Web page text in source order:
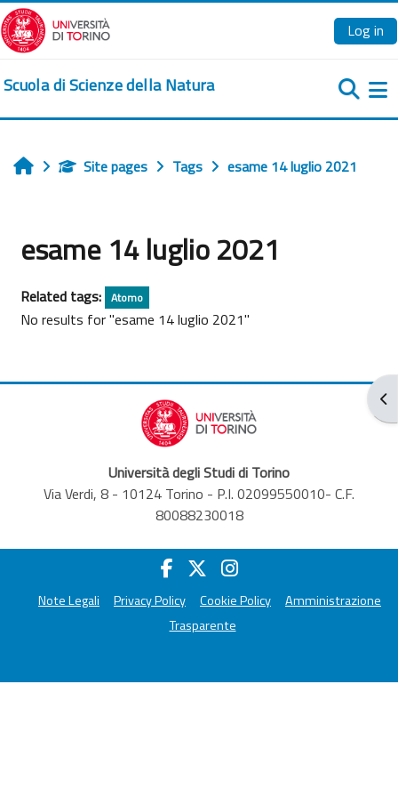
Skip to main content
Log in
Scuola di Scienze della Natura
HomeSite pages Tags esame 14 luglio 2021
esame 14 luglio 2021
Related tags: Atomo
No results for "esame 14 luglio 2021"
Università degli Studi di Torino
Via Verdi, 8 - 10124 Torino - P.I. 02099550010- C.F.
80088230018
Note Legali Privacy Policy Cookie Policy
Amministrazione
Trasparente